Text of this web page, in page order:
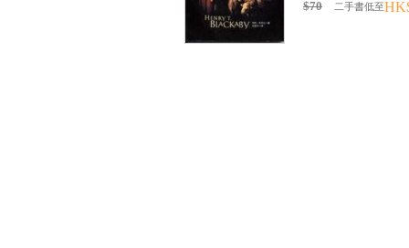
$70 二手書低至